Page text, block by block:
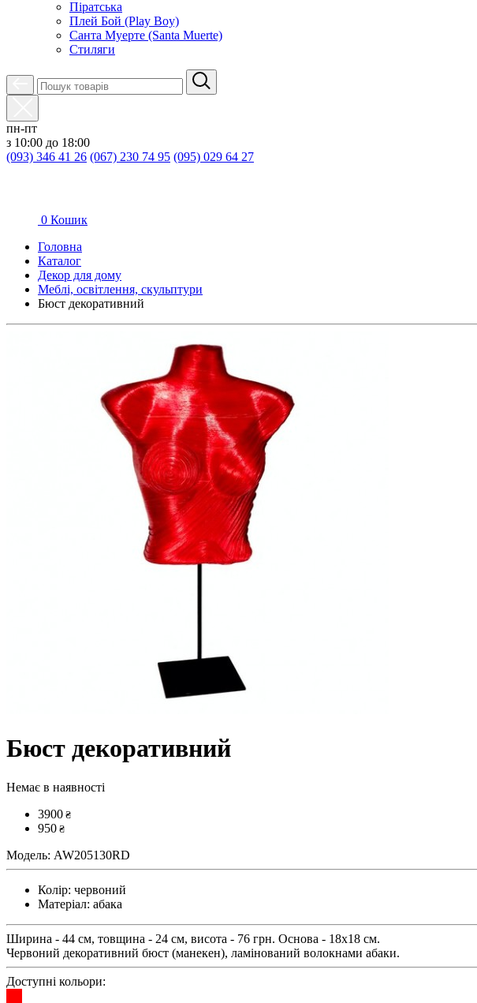
Піратська
Плей Бой (Play Boy)
Санта Муерте (Santa Muerte)
Стиляги
пн-пт
з 10:00 до 18:00
(093) 346 41 26 (067) 230 74 95 (095) 029 64 27
0 Кошик
Головна
Каталог
Декор для дому
Меблі, освітлення, скульптури
Бюст декоративний
Бюст декоративний
Немає в наявності
3900 ₴
950 ₴
Модель: AW205130RD
Колір: червоний
Матеріал: абака
Ширина - 44 см, товщина - 24 см, висота - 76 грн. Основа - 18х18 см.
Червоний декоративний бюст (манекен), ламінований волокнами абаки.
Доступні кольори: